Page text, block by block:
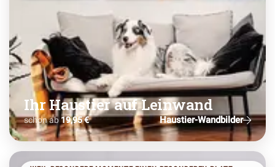
Ihr Haustier auf Leinwand
schon ab 19,95 € Haustier-Wandbilder